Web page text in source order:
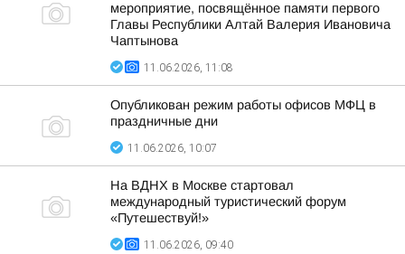
мероприятие, посвящённое памяти первого
Главы Республики Алтай Валерия Ивановича
Чаптынова
11.06.2026, 11:08
Опубликован режим работы офисов МФЦ в
праздничные дни
11.06.2026, 10:07
На ВДНХ в Москве стартовал
международный туристический форум
«Путешествуй!»
11.06.2026, 09:40